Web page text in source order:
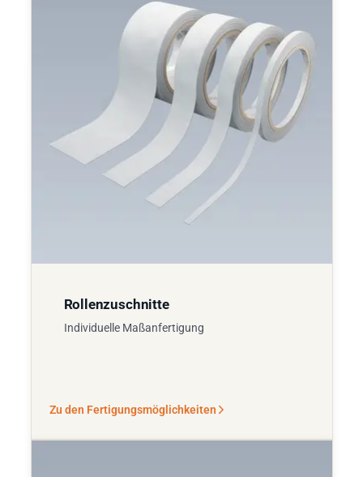
Rollenzuschnitte
Individuelle Maßanfertigung
Zu den Fertigungsmöglichkeiten